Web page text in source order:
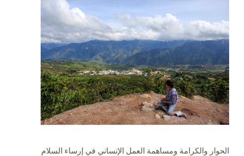
الحوار والكرامة ومساهمة العمل الإنساني في إرساء السلام